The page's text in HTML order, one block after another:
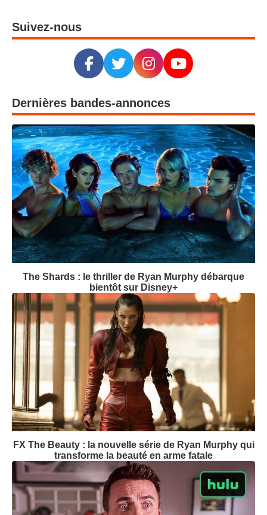
Suivez-nous
Dernières bandes-annonces
The Shards : le thriller de Ryan Murphy débarque
bientôt sur Disney+
FX The Beauty : la nouvelle série de Ryan Murphy qui
transforme la beauté en arme fatale